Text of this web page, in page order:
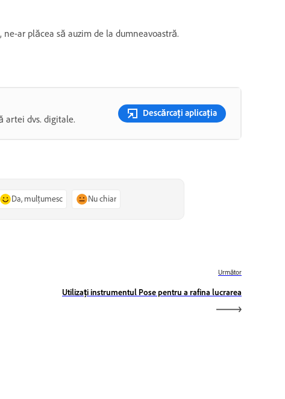
ar plăcea să auzim de la dumneavoastră.
artei dvs. digitale.
Descărcați aplicația
Da, mulțumesc Nu chiar
Următor
Utilizați instrumentul Pose pentru a rafina lucrarea